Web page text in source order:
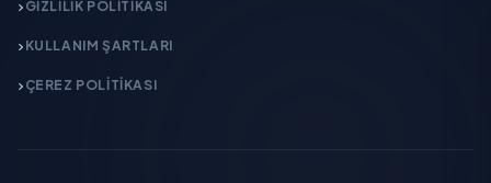
GIZLILIK POLITIKASI
KULLANIM ŞARTLARI
ÇEREZ POLITIKASI